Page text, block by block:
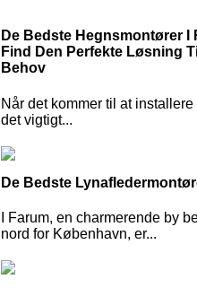
De Bedste Hegnsmontører I
Find Den Perfekte Løsning
Behov
Når det kommer til at installere
det vigtigt...
De Bedste
I Farum, en charmerende by
nord for København, er...